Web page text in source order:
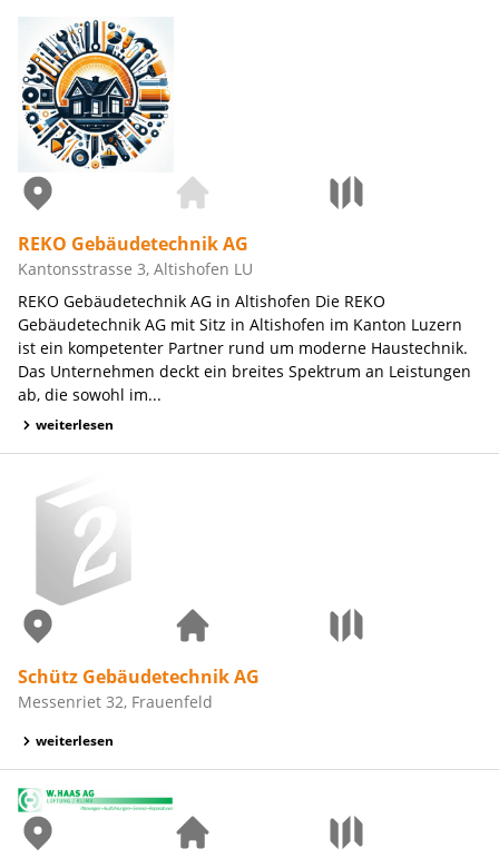
REKO Gebäudetechnik AG
Kantonsstrasse 3, Altishofen LU
REKO Gebäudetechnik AG in Altishofen Die REKO
Gebäudetechnik AG mit Sitz in Altishofen im Kanton Luzern
ist ein kompetenter Partner rund um moderne Haustechnik.
Das Unternehmen deckt ein breites Spektrum an Leistungen
ab, die sowohl im...
weiterlesen
Schütz Gebäudetechnik AG
Messenriet 32, Frauenfeld
weiterlesen